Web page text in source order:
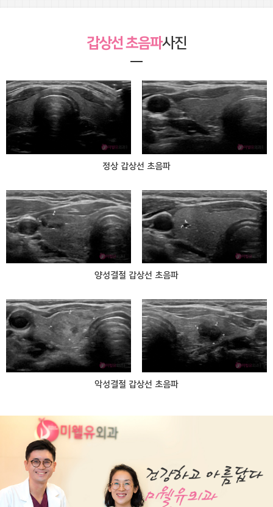
갑상선 초음파사진
정상 갑상선 초음파
양성결절 갑상선 초음파
악성결절 갑상선 초음파